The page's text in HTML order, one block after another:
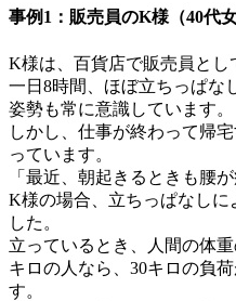
事例1：販売員のK様（40代女
K様は、百貨店で販売員とし
一日8時間、ほぼ立ちっぱな
姿勢も常に意識しています。
しかし、仕事が終わって帰
っています。
「最近、朝起きるときも腰が
K様の場合、立ちっぱなしに
した。
立っているとき、人間の体
キロの人なら、30キロの負
す。